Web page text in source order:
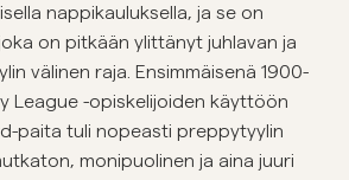
nappikauluksella, ja se on
on pitkään ylittänyt juhlavan ja
välinen raja. Ensimmäisenä 1900-
League -opiskelijoiden käyttöön
paita tuli nopeasti preppytyylin
monipuolinen ja aina juuri